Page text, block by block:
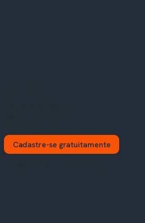
Cadastre-se gratuitamente